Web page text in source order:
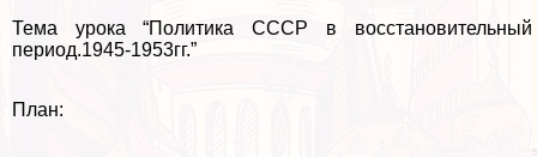
Тема урока “Политика СССР в восстановительный
период.1945-1953гг.”
План: